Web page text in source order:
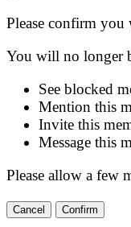
Please confirm you
You will no longer
See blocked
Mention this
Invite this
Message this
Please allow a few
Confirm